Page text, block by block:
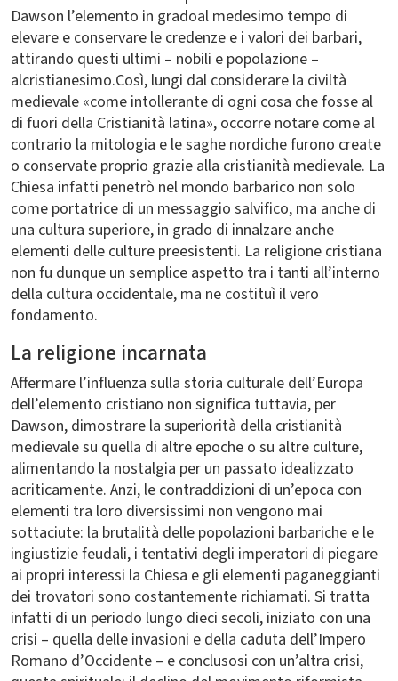
Dawson l’elemento in gradoal medesimo tempo di
elevare e conservare le credenze e i valori dei barbari,
attirando questi ultimi – nobili e popolazione –
alcristianesimo.Così, lungi dal considerare la civiltà
medievale «come intollerante di ogni cosa che fosse al
di fuori della Cristianità latina», occorre notare come al
contrario la mitologia e le saghe nordiche furono create
o conservate proprio grazie alla cristianità medievale. La
Chiesa infatti penetrò nel mondo barbarico non solo
come portatrice di un messaggio salvifico, ma anche di
una cultura superiore, in grado di innalzare anche
elementi delle culture preesistenti. La religione cristiana
non fu dunque un semplice aspetto tra i tanti all’interno
della cultura occidentale, ma ne costituì il vero
fondamento.
La religione incarnata
Affermare l’influenza sulla storia culturale dell’Europa
dell’elemento cristiano non significa tuttavia, per
Dawson, dimostrare la superiorità della cristianità
medievale su quella di altre epoche o su altre culture,
alimentando la nostalgia per un passato idealizzato
acriticamente. Anzi, le contraddizioni di un’epoca con
elementi tra loro diversissimi non vengono mai
sottaciute: la brutalità delle popolazioni barbariche e le
ingiustizie feudali, i tentativi degli imperatori di piegare
ai propri interessi la Chiesa e gli elementi paganeggianti
dei trovatori sono costantemente richiamati. Si tratta
infatti di un periodo lungo dieci secoli, iniziato con una
crisi – quella delle invasioni e della caduta dell’Impero
Romano d’Occidente – e conclusosi con un’altra crisi,